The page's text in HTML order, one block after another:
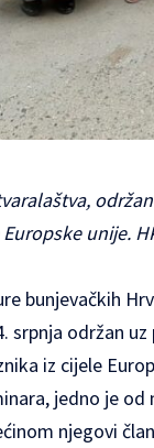
unije.
bunjevačkih
srpnja održan
iz cijele
jedno je
njegovi